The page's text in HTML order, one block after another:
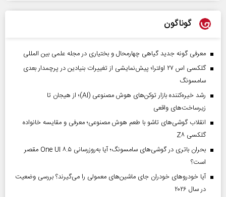
گوناگون
معرفی گونه جدید گیاهی چهارمحال و بختیاری در مجله علمی بین المللی
گلکسی اس ۲۷ اولترا؛ پیش‌نمایشی از تغییرات بنیادین در پرچمدار بعدی
سامسونگ
رشد خیره‌کننده بازار توکن‌های هوش مصنوعی (AI)؛ از هیجان تا
زیرساخت‌های واقعی
انقلاب گوشی‌های تاشو‌ با طعم هوش مصنوعی؛ معرفی و مقایسه خانواده
گلکسی Z۸
بحران باتری در گوشی‌های سامسونگ؛ آیا به‌روزرسانی One UI ۸.۵ مقصر
است؟
آیا خودروهای خودران جای ماشین‌های معمولی را می‌گیرند؟ بررسی وضعیت
در سال ۲۰۲۶